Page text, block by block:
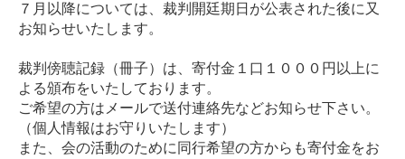
７月以降については、裁判開廷期日が公表された後に又
お知らせいたします。
裁判傍聴記録（冊子）は、寄付金１口１０００円以上に
よる頒布をいたしております。
ご希望の方はメールで送付連絡先などお知らせ下さい。
（個人情報はお守りいたします）
また、会の活動のために同行希望の方からも寄付金をお